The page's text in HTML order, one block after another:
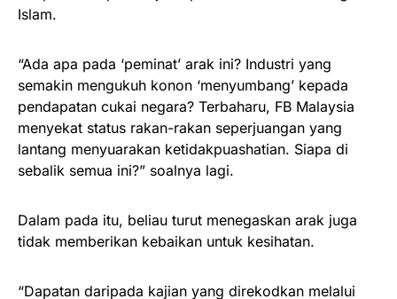
Islam.
“Ada apa pada ‘peminat’ arak ini? Industri yang
semakin mengukuh konon ‘menyumbang’ kepada
pendapatan cukai negara? Terbaharu, FB Malaysia
menyekat status rakan-rakan seperjuangan yang
lantang menyuarakan ketidakpuashatian. Siapa di
sebalik semua ini?” soalnya lagi.
Dalam pada itu, beliau turut menegaskan arak juga
tidak memberikan kebaikan untuk kesihatan.
“Dapatan daripada kajian yang direkodkan melalui